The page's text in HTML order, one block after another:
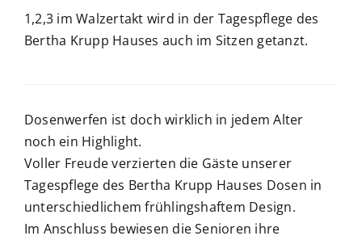
1,2,3 im Walzertakt wird in der Tagespflege des
Bertha Krupp Hauses auch im Sitzen getanzt.
Dosenwerfen ist doch wirklich in jedem Alter
noch ein Highlight.
Voller Freude verzierten die Gäste unserer
Tagespflege des Bertha Krupp Hauses Dosen in
unterschiedlichem frühlingshaftem Design.
Im Anschluss bewiesen die Senioren ihre